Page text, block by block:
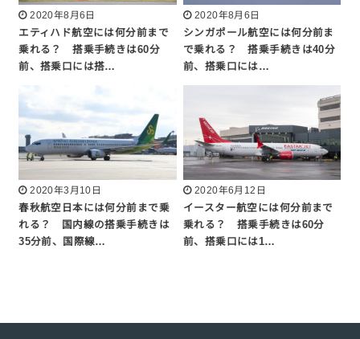
2020年8月6日
エティハド航空には何分前まで
乗れる？ 搭乗手続きは60分
前、搭乗口には搭…
2020年8月6日
シンガポール航空には何分前ま
で乗れる？ 搭乗手続きは40分
前、搭乗口には…
2020年3月10日
春秋航空日本には何分前まで乗
れる？ 国内線の搭乗手続きは
35分前、国際線…
2020年6月12日
イースター航空には何分前まで
乗れる？ 搭乗手続きは60分
前、搭乗口には1…